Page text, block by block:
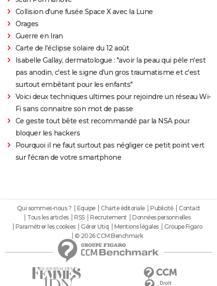
Collision d'une fusée Space X avec la Lune
Orages
Guerre en Iran
Carte de l'éclipse solaire du 12 août
Isabelle Gallay, dermatologue : "avoir la peau qui pèle n'est
pas anodin, c'est le signe d'un gros traumatisme et c'est
surtout embêtant pour les enfants"
Voici deux techniques ultimes pour rejoindre un réseau Wi-
Fi sans connaitre son mot de passe
Ce geste tout bête est recommandé par la NSA pour
bloquer les hackers
Pourquoi il ne faut surtout pas négliger ce petit point vert
sur l'écran de votre smartphone
Qui sommes-nous ? Equipe Charte éditoriale Publicité
Contact
Tous les articles
RSS Recrutement
Données personnelles
Paramétrer les cookies
Gérer Utiq Mentions légales
Groupe Figaro
© 2026 CCM Benchmark